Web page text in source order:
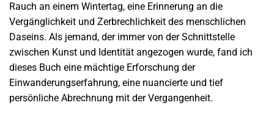
Rauch an einem Wintertag, eine Erinnerung an die
Vergänglichkeit und Zerbrechlichkeit des menschlichen
Daseins. Als jemand, der immer von der Schnittstelle
zwischen Kunst und Identität angezogen wurde, fand ich
dieses Buch eine mächtige Erforschung der
Einwanderungserfahrung, eine nuancierte und tief
persönliche Abrechnung mit der Vergangenheit.